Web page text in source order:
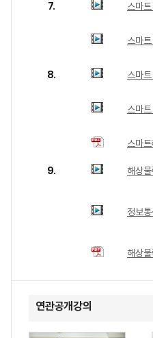
7. 스마트
스마트
8. 스마트
스마트
스마
9. 해상
정보
해상
연관공개강의